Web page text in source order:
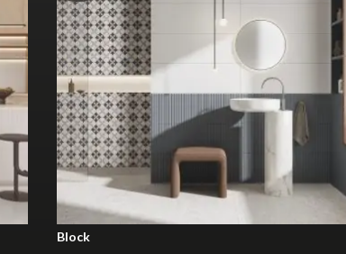
30x90 RC PB
Block